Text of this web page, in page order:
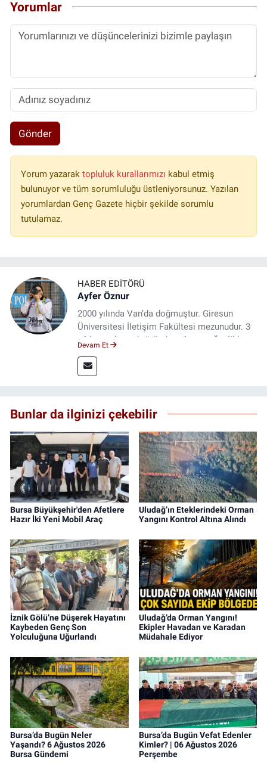
Yorumlar
Gönder
Yorum yazarak topluluk kurallarımızı kabul etmiş
bulunuyor ve tüm sorumluluğu üstleniyorsunuz. Yazılan
yorumlardan Genç Gazete hiçbir şekilde sorumlu
tutulamaz.
HABER EDITÖRÜ
Ayfer Öznur
2000 yılında Van’da doğmuştur. Giresun
Üniversitesi İletişim Fakültesi mezunudur. 3
yıldır medya sektöründe çalışıyor. Özelikle
Devam Et
Bunlar da ilginizi çekebilir
Bursa Büyükşehir'den Afetlere
Hazır İki Yeni Mobil Araç
Uludağ’ın Eteklerindeki Orman
Yangını Kontrol Altına Alındı
İznik Gölü’ne Düşerek Hayatını
Kaybeden Genç Son
Yolculuğuna Uğurlandı
Uludağ’da Orman Yangını!
Ekipler Havadan ve Karadan
Müdahale Ediyor
Bursa’da Bugün Neler
Yaşandı? 6 Ağustos 2026
Bursa Gündemi
Bursa’da Bugün Vefat Edenler
Kimler? | 06 Ağustos 2026
Perşembe